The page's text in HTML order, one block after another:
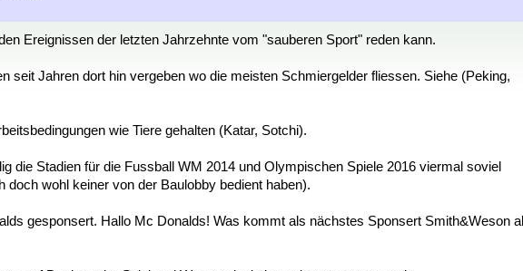
Ereignissen der letzten Jahrzehnte vom "sauberen Sport" reden kann.
seit Jahren dort hin vergeben wo die meisten Schmiergelder fliessen. Siehe (Peking,
wie Tiere gehalten (Katar, Sotchi).
die Stadien für die Fussball WM 2014 und Olympischen Spiele 2016 viermal soviel
wohl keiner von der Baulobby bedient haben).
gesponsert. Hallo Mc Donalds! Was kommt als nächstes Sponsert Smith&Weson